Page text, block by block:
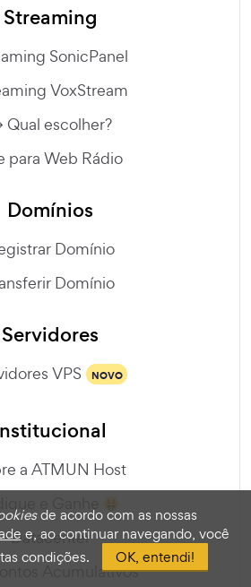
Streaming
SonicPanel
VoxStream
Qual escolher?
para Web Rádio
Domínios
Domínio
Domínio
Servidores
VPS NOVO
a ATMUN Host
Datacenter
Acumulativos
de acordo com as nossas
e, ao continuar navegando, você
condições.
OK, entendi!